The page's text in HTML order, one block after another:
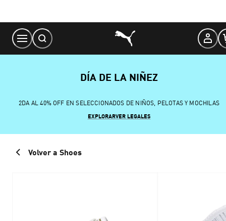
Content
DÍA DE LA NIÑEZ
2DA AL 40% OFF EN SELECCIONADOS DE NIÑOS, PELOTAS Y MOCHILAS
EXPLORARVER LEGALES
Volver a Shoes